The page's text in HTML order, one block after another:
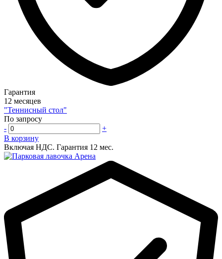
Гарантия
12 месяцев
"Теннисный стол"
По запросу
-
+
В корзину
Включая НДС. Гарантия 12 мес.